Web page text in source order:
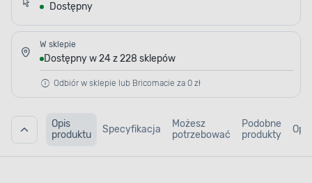
Dostępny
W sklepie
Dostępny w 24 z 228 sklepów
Odbiór w sklepie lub Bricomacie za 0 zł
Opis
produktu
Specyfikacja
Możesz
potrzebować
Podobne
produkty